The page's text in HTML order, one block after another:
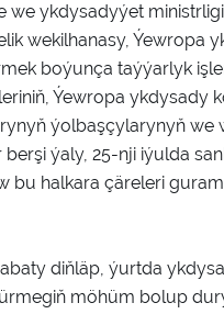
we ykdysadyýet
wekilhanasy, Ýewropa
boýunça taýýarlyk
Ýewropa ykdysady
ýolbaşçylarynyň we
berşi ýaly, 25-nji iýulda
bu halkara çäreleri
diňläp, ýurtda
möhüm bolup